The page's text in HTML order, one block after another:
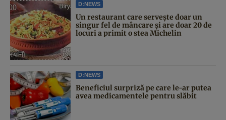
D:NEWS
Un restaurant care servește doar un
singur fel de mâncare și are doar 20 de
locuri a primit o stea Michelin
D:NEWS
Beneficiul surpriză pe care le-ar putea
avea medicamentele pentru slăbit